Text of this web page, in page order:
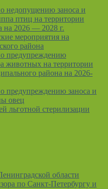
недопущению заноса и
птиц на территории
на 2026 — 2028 г.
мероприятия на
района
предупреждению
животных на территории
района на 2026-
предупреждению заноса и
овец
льготной стерилизации
области
по Санкт-Петербургу и